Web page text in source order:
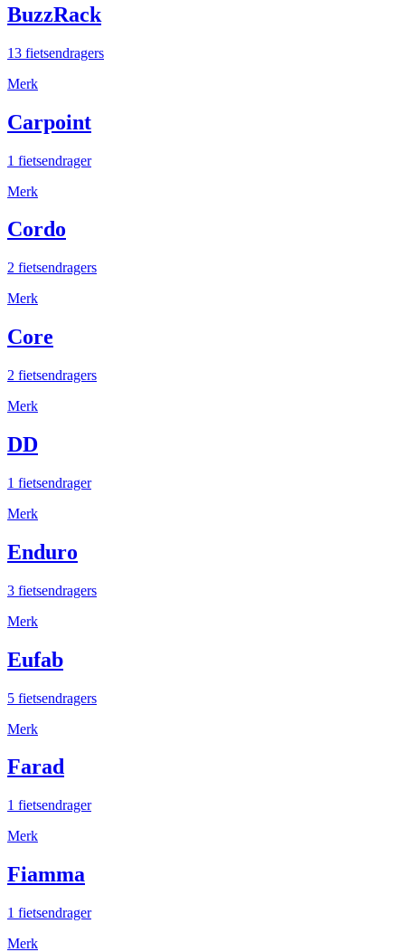
BuzzRack
13 fietsendragers
Merk
Carpoint
1 fietsendrager
Merk
Cordo
2 fietsendragers
Merk
Core
2 fietsendragers
Merk
DD
1 fietsendrager
Merk
Enduro
3 fietsendragers
Merk
Eufab
5 fietsendragers
Merk
Farad
1 fietsendrager
Merk
Fiamma
1 fietsendrager
Merk